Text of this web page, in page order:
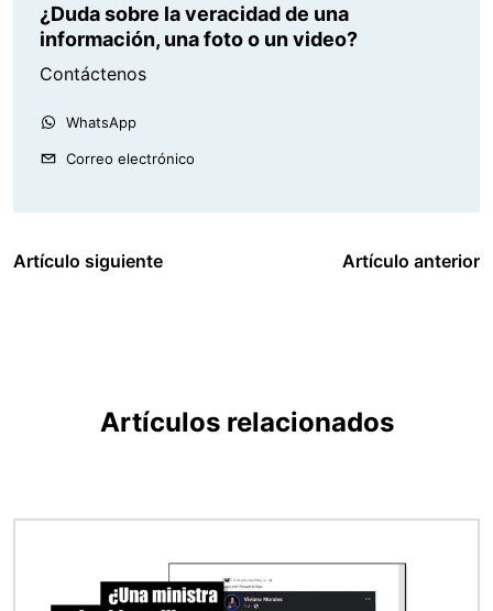
¿Duda sobre la veracidad de una
información, una foto o un video?
Contáctenos
WhatsApp
Correo electrónico
Artículo siguiente Artículo anterior
Artículos relacionados